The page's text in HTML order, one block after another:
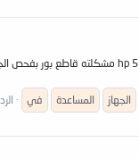
الجهاز المساعدة في